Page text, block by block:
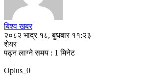
बिश्व खबर
२०८२ भाद्र १८, बुधबार ११:२३
शेयर
पढ्न लाग्ने समय : 1 मिनेट
Oplus_0